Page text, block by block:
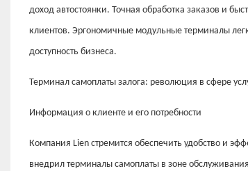
доход автостоянки. Точная обработка заказов и
клиентов. Эргономичные модульные терминалы
доступность бизнеса.
Терминал самоплаты залога: революция в сфере
Информация о клиенте и его потребности
Компания Lien стремится обеспечить удобство и
внедрил терминалы самоплаты в зоне